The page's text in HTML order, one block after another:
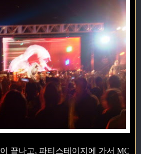
끝나고, 파티스테이지에 가서 MC